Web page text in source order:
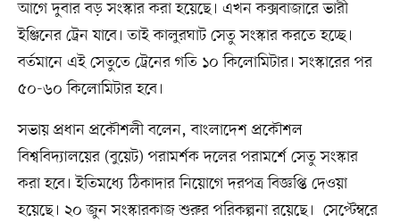
আগে দুবার বড় সংস্কার করা হয়েছে। এখন কক্সবাজারে ভারী
ইঞ্জিনের ট্রেন যাবে। তাই কালুরঘাট সেতু সংস্কার করতে হচ্ছে।
বর্তমানে এই সেতুতে ট্রেনের গতি ১০ কিলোমিটার। সংস্কারের পর
৫০-৬০ কিলোমিটার হবে।
সভায় প্রধান প্রকৌশলী বলেন, বাংলাদেশ প্রকৌশল
বিশ্ববিদ্যালয়ের (বুয়েট) পরামর্শক দলের পরামর্শে সেতু সংস্কার
করা হবে। ইতিমধ্যে ঠিকাদার নিয়োগে দরপত্র বিজ্ঞপ্তি দেওয়া
হয়েছে। ২০ জুন সংস্কারকাজ শুরুর পরিকল্পনা রয়েছে। সেপ্টেম্বরে